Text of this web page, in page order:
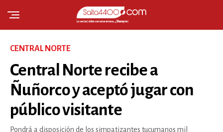
CENTRAL NORTE
Central Norte recibe a
Ñuñorco y aceptó jugar con
público visitante
Pondrá a disposición de los simpatizantes tucumanos mil